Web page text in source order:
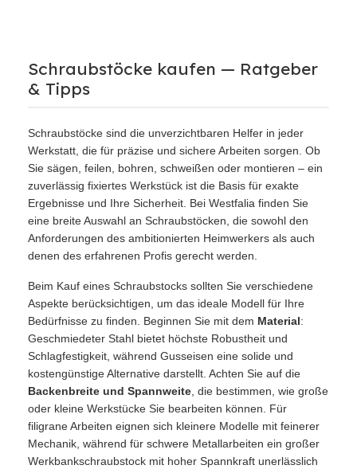
Schraubstöcke kaufen — Ratgeber
& Tipps
Schraubstöcke sind die unverzichtbaren Helfer in jeder
Werkstatt, die für präzise und sichere Arbeiten sorgen. Ob
Sie sägen, feilen, bohren, schweißen oder montieren – ein
zuverlässig fixiertes Werkstück ist die Basis für exakte
Ergebnisse und Ihre Sicherheit. Bei Westfalia finden Sie
eine breite Auswahl an Schraubstöcken, die sowohl den
Anforderungen des ambitionierten Heimwerkers als auch
denen des erfahrenen Profis gerecht werden.
Beim Kauf eines Schraubstocks sollten Sie verschiedene
Aspekte berücksichtigen, um das ideale Modell für Ihre
Bedürfnisse zu finden. Beginnen Sie mit dem Material:
Geschmiedeter Stahl bietet höchste Robustheit und
Schlagfestigkeit, während Gusseisen eine solide und
kostengünstige Alternative darstellt. Achten Sie auf die
Backenbreite und Spannweite , die bestimmen, wie große
oder kleine Werkstücke Sie bearbeiten können. Für
filigrane Arbeiten eignen sich kleinere Modelle mit feinerer
Mechanik, während für schwere Metallarbeiten ein großer
Werkbankschraubstock mit hoher Spannkraft unerlässlich